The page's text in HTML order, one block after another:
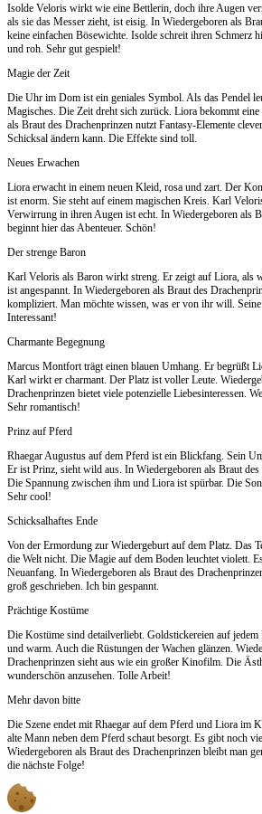
Isolde Veloris wirkt wie eine Bettlerin, doch ihre Augen
als sie das Messer zieht, ist eisig. In Wiedergeboren als
keine einfachen Bösewichte. Isolde schreit ihren Schmerz
und roh. Sehr gut gespielt!
Magie der Zeit
Die Uhr im Dom ist ein geniales Symbol. Als das Pendel
Magisches. Die Zeit dreht sich zurück. Liora bekommt
als Braut des Drachenprinzen nutzt Fantasy-Elemente
Schicksal ändern kann. Die Effekte sind toll.
Neues Erwachen
Liora erwacht in einem neuen Kleid, rosa und zart. Der
ist enorm. Sie steht auf einem magischen Kreis. Karl
Verwirrung in ihren Augen ist echt. In Wiedergeboren als
beginnt hier das Abenteuer. Schön!
Der strenge Baron
Karl Veloris als Baron wirkt streng. Er zeigt auf Liora, als
ist angespannt. In Wiedergeboren als Braut des
kompliziert. Man möchte wissen, was er von ihr will.
Interessant!
Charmante Begegnung
Marcus Montfort trägt einen blauen Umhang. Er begrüßt
Karl wirkt er charmant. Der Platz ist voller Leute.
Drachenprinzen bietet viele potenzielle Liebesinteressen.
Sehr romantisch!
Prinz auf Pferd
Rhaegar Augustus auf dem Pferd ist ein Blickfang. Sein
Er ist Prinz, sieht wild aus. In Wiedergeboren als Braut
Die Spannung zwischen ihm und Liora ist spürbar. Die
Sehr cool!
Schicksalhaftes Ende
Von der Ermordung zur Wiedergeburt auf dem Platz. Das
die Welt nicht. Die Magie auf dem Boden leuchtet violett.
Neuanfang. In Wiedergeboren als Braut des
groß geschrieben. Ich bin gespannt.
Prächtige Kostüme
Die Kostüme sind detailverliebt. Goldstickereien auf
und warm. Auch die Rüstungen der Wachen glänzen.
Drachenprinzen sieht aus wie ein großer Kinofilm. Die
wunderschön anzusehen. Tolle Arbeit!
Mehr davon bitte
Die Szene endet mit Rhaegar auf dem Pferd und Liora im
alte Mann neben dem Pferd schaut besorgt. Es gibt noch
Wiedergeboren als Braut des Drachenprinzen bleibt man
die nächste Folge!